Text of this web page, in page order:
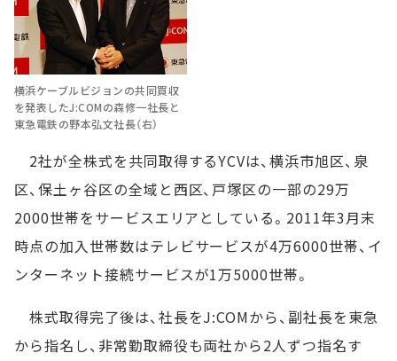
横浜ケーブルビジョンの共同買収
を発表したJ:COMの森修一社長と
東急電鉄の野本弘文社長（右）
2社が全株式を共同取得するYCVは、横浜市旭区、泉
区、保土ヶ谷区の全域と西区、戸塚区の一部の29万
2000世帯をサービスエリアとしている。2011年3月末
時点の加入世帯数はテレビサービスが4万6000世帯、イ
ンターネット接続サービスが1万5000世帯。
株式取得完了後は、社長をJ:COMから、副社長を東急
から指名し、非常勤取締役も両社から2人ずつ指名す